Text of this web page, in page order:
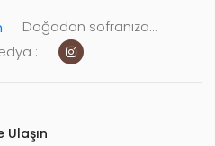
Doğadan sofranıza...
:
Ulaşın